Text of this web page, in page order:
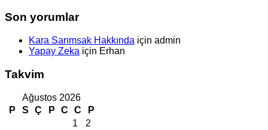
Son yorumlar
Kara Sarımsak Hakkında için admin
Yapay Zeka için Erhan
Takvim
Ağustos 2026
P
S Ç P C C
P
1
2